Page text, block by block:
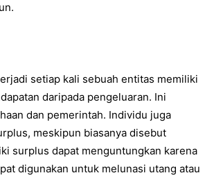
setiap kali sebuah entitas memiliki
daripada pengeluaran. Ini
dan pemerintah. Individu juga
meskipun biasanya disebut
surplus dapat menguntungkan karena
digunakan untuk melunasi utang atau